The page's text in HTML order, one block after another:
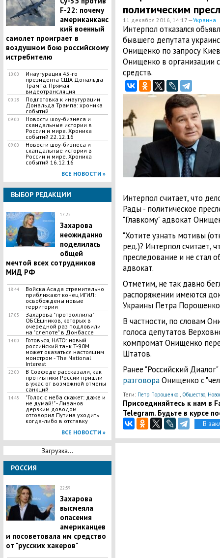
F-22: почему
американканс
кий военный
самолет проиграет в
воздушном бою российскому
истребителю
10:00
Инаугурация 45-го
президента США Дональда
Трампа. Прямая
видеотрансляция
00:28
Подготовка к инаугурации
Дональда Трампа: хроника
событий
09:00
Новости шоу-бизнеса и
скандальные истории в
России и мире. Хроника
событий 22.12.16
09:00
Новости шоу-бизнеса и
скандальные истории в
России и мире. Хроника
событий 16.12.16
ВСЕ НОВОСТИ »
ВЫБОР РЕДАКЦИИ
17:22
Захарова
неожиданно
поделилась
общей
мечтой всех сотрудников
МИД РФ
18:44
Войска Асада стремительно
приближают конец ИГИЛ:
освобождены новые
территории
17:05
Захарова "протроллила"
ОБСЕшников, которых в
очередной раз подловили
на "слепоте" в Донбассе
14:00
Готовься, НАТО: новый
российский танк T-90M
может оказаться настоящим
монстром - The National
Interest
22:00
В Совфеде рассказали, как
противники России пришли
в ужас от возможной отмены
санкций
14:45
"Голос с неба скажет: даже и
не думай!" - Ливанов
дерзким доводом
отговорил Путина уходить
когда-либо в отставку
ВСЕ НОВОСТИ »
Загрузка...
РОССИЯ
22:59
Захарова
высмеяла
опасения
американцев
и посоветовала им средство
от "русских хакеров"
политическим
11 декабря 2016, 14:17 —Украина
Интерпол отказался
бывшего депутата
Онищенко по запросу
Онищенко в организации
средств.
Интерпол считает, что
Рады - политическое
"Главкому" адвокат
"Хотите узнать мотивы
ред.)? Интерпол считает,
преследование и не стал
адвокат.
Отметим, не так давно
распоряжении имеются
Украины Петра
В частности, по словам
голоса депутатов
компромат Онищенко
Штатов.
Ранее "Российский
разговораОнищенко с
Теги: Петр Порошенко, Общество,
Присоединяйтесь к нам в
Telegram. Будьте в курсе
В